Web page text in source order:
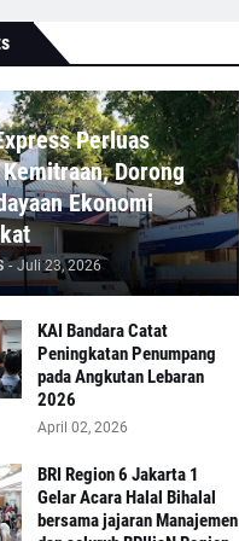
Perluas
Dorong
Ekonomi
- Juli 23, 2026
KAI Bandara Catat
Peningkatan Penumpang
pada Angkutan Lebaran
2026
April 02, 2026
BRI Region 6 Jakarta 1
Gelar Acara Halal Bihalal
bersama jajaran Manajemen